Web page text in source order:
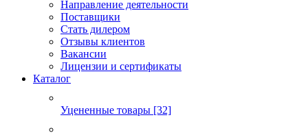
Направление деятельности
Поставщики
Стать дилером
Отзывы клиентов
Вакансии
Лицензии и сертификаты
Каталог
Уцененные товары [32]